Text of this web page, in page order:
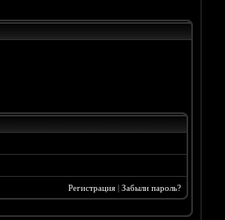
Регистрация| Забыли пароль?